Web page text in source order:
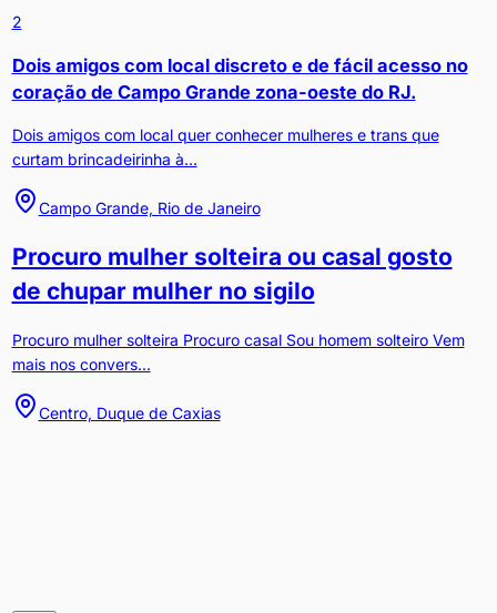
2
Dois amigos com local discreto e de fácil acesso no
coração de Campo Grande zona-oeste do RJ.
Dois amigos com local quer conhecer mulheres e trans que
curtam brincadeirinha à...
Campo Grande, Rio de Janeiro
Procuro mulher solteira ou casal gosto
de chupar mulher no sigilo
Procuro mulher solteira Procuro casal Sou homem solteiro Vem
mais nos convers...
Centro, Duque de Caxias